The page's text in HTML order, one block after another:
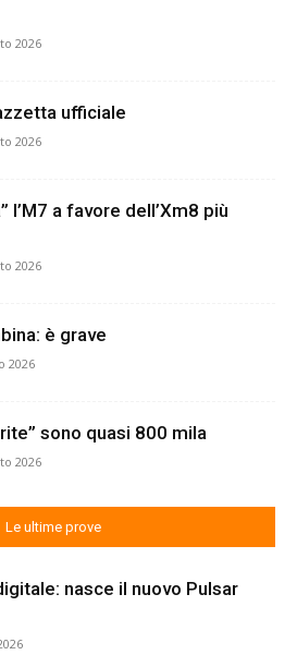
2026
ufficiale
2026
l’M7 a favore dell’Xm8 più
2026
è grave
2026
sono quasi 800 mila
2026
Le ultime prove
nasce il nuovo Pulsar